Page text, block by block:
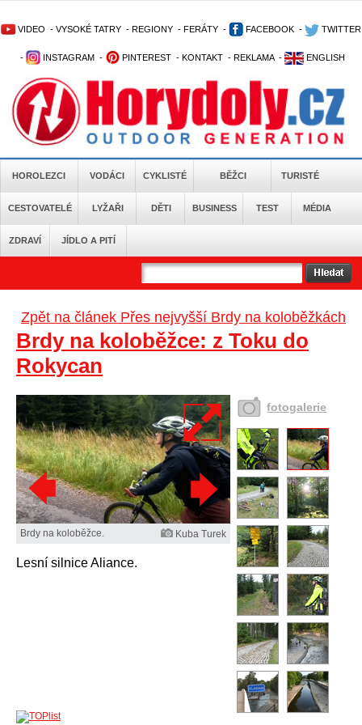
VIDEO - VYSOKÉ TATRY - REGIONY - FERÁTY - FACEBOOK - TWITTER
- INSTAGRAM - PINTEREST - KONTAKT - REKLAMA - ENGLISH
HOROLEZCI VODÁCI CYKLISTÉ BĚŽCI TURISTÉ
CESTOVATELÉ LYŽAŘI DĚTI BUSINESS TEST MÉDIA
ZDRAVÍ JÍDLO A PITÍ
Zpět na článek Přes nejvyšší Brdy na koloběžkách
Brdy na koloběžce: z Toku do
Rokycan
Brdy na koloběžce. Kuba Turek
Lesní silnice Aliance.
fotogalerie